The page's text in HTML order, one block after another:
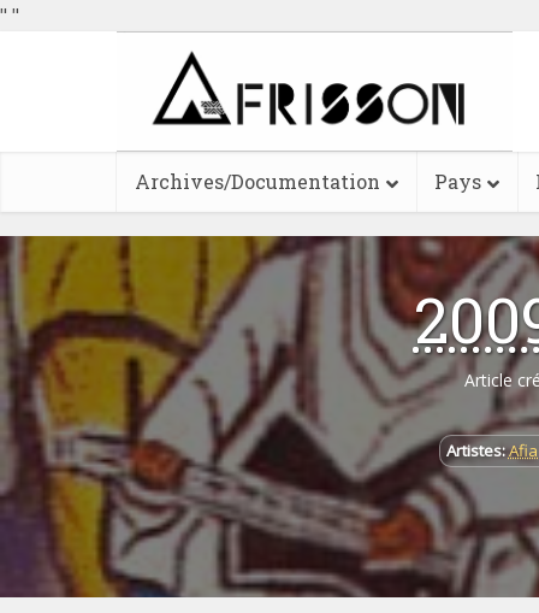
" "
Archives/Documentation Pays
Article
Artistes: